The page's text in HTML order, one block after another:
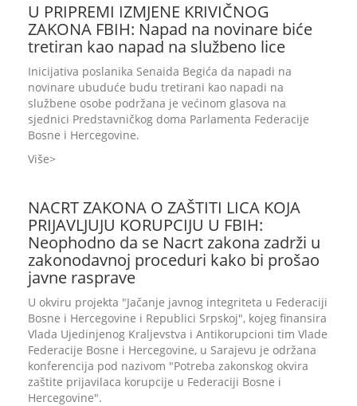
U PRIPREMI IZMJENE KRIVIČNOG
ZAKONA FBIH: Napad na novinare biće
tretiran kao napad na službeno lice
Inicijativa poslanika Senaida Begića da napadi na
novinare ubuduće budu tretirani kao napadi na
službene osobe podržana je većinom glasova na
sjednici Predstavničkog doma Parlamenta Federacije
Bosne i Hercegovine.
Više
NACRT ZAKONA O ZAŠTITI LICA KOJA
PRIJAVLJUJU KORUPCIJU U FBIH:
Neophodno da se Nacrt zakona zadrži u
zakonodavnoj proceduri kako bi prošao
javne rasprave
U okviru projekta "Jačanje javnog integriteta u Federaciji
Bosne i Hercegovine i Republici Srpskoj", kojeg finansira
Vlada Ujedinjenog Kraljevstva i Antikorupcioni tim Vlade
Federacije Bosne i Hercegovine, u Sarajevu je održana
konferencija pod nazivom "Potreba zakonskog okvira
zaštite prijavilaca korupcije u Federaciji Bosne i
Hercegovine".